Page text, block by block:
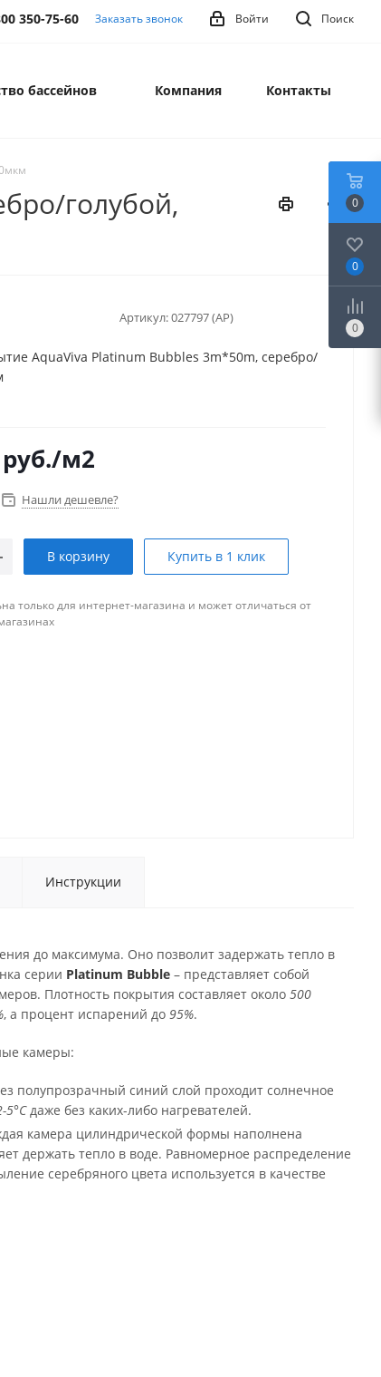
Поиск
Войти
350-75-60 Заказать звонок
бассейнов Компания Контакты
голубой,
Артикул:027797 (AP)
AquaViva Platinum Bubbles 3m*50m, серебро/
руб./м2
Нашли дешевле?
В корзину Купить в 1 клик
только для интернет-магазина и может отличаться от
Инструкции
до максимума. Оно позволит задержать тепло в
серии Platinum Bubble – представляет собой
Плотность покрытия составляет около 500
, а процент испарений до 95%.
камеры:
полупрозрачный синий слой проходит солнечное
5°Сдаже без каких-либо нагревателей.
камера цилиндрической формы наполнена
держать тепло в воде. Равномерное распределение
серебряного цвета используется в качестве
0
0
0